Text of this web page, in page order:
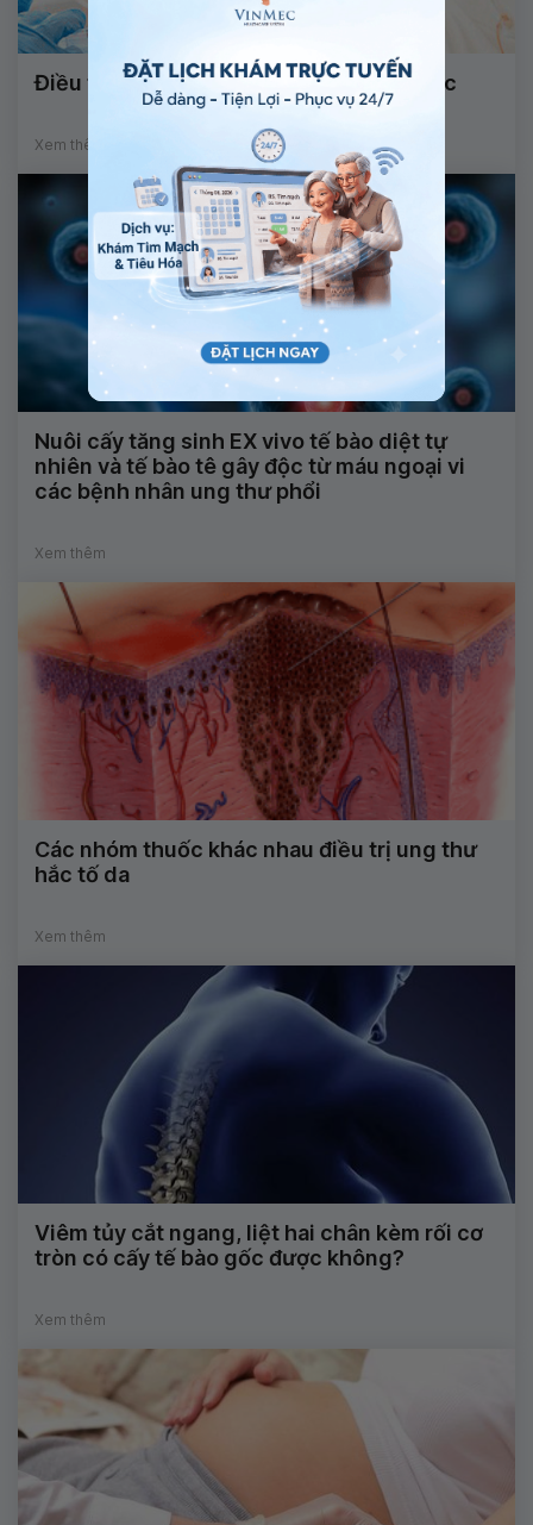
Điều trị ung thư di căn xương bằng thuốc
Xem thêm
Nuôi cấy tăng sinh EX vivo tế bào diệt tự
nhiên và tế bào tê gây độc từ máu ngoại vi
các bệnh nhân ung thư phổi
Xem thêm
Các nhóm thuốc khác nhau điều trị ung thư
hắc tố da
Xem thêm
Viêm tủy cắt ngang, liệt hai chân kèm rối cơ
tròn có cấy tế bào gốc được không?
Xem thêm